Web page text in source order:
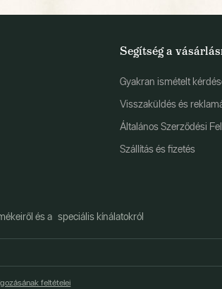
Segítség a
Gyakran ismételt
Visszaküldés és
Általános Szerződési
Szállítás és fizetés
és a speciális kínálatokról
feltételei